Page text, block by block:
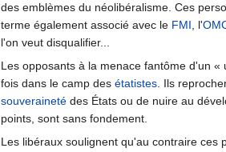
des emblèmes du néolibéralisme. Ces
terme également associé avec le FMI, l'
l'on veut disqualifier...
Les opposants à la menace fantôme d'un
fois dans le camp des étatistes. Ils
souveraineté des États ou de nuire au
points, sont sans fondement.
Les libéraux soulignent qu'au contraire ces